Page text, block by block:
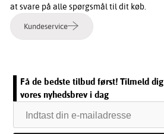
at svare på alle spørgsmål til dit køb.
Kundeservice
Få de bedste tilbud først! Tilmeld dig
vores nyhedsbrev i dag